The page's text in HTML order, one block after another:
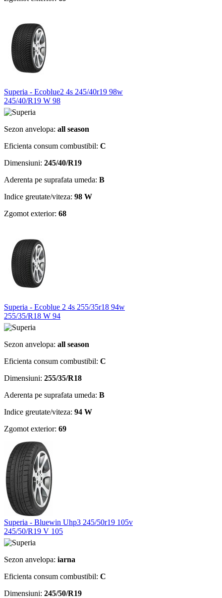
Superia - Ecoblue2 4s 245/40r19 98w
245/40/R19 W 98
Sezon anvelopa: all season
Eficienta consum combustibil: C
Dimensiuni: 245/40/R19
Aderenta pe suprafata umeda: B
Indice greutate/viteza: 98 W
Zgomot exterior: 68
Superia - Ecoblue 2 4s 255/35r18 94w
255/35/R18 W 94
Sezon anvelopa: all season
Eficienta consum combustibil: C
Dimensiuni: 255/35/R18
Aderenta pe suprafata umeda: B
Indice greutate/viteza: 94 W
Zgomot exterior: 69
Superia - Bluewin Uhp3 245/50r19 105v
245/50/R19 V 105
Sezon anvelopa: iarna
Eficienta consum combustibil: C
Dimensiuni: 245/50/R19